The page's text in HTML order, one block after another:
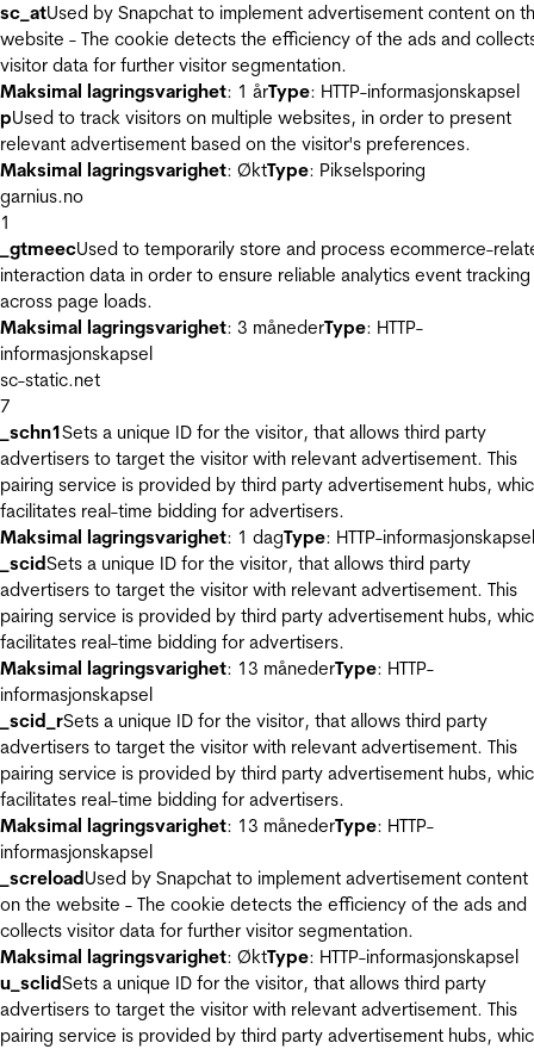
sc_atUsed by Snapchat to implement advertisement content on
website - The cookie detects the efficiency of the ads and
visitor data for further visitor segmentation.
Maksimal lagringsvarighet: 1 årType: HTTP-informasjonskapsel
pUsed to track visitors on multiple websites, in order to present
relevant advertisement based on the visitor's preferences.
Maksimal lagringsvarighet: ØktType: Pikselsporing
garnius.no
1
_gtmeecUsed to temporarily store and process ecommerce-
interaction data in order to ensure reliable analytics event tracking
across page loads.
Maksimal lagringsvarighet: 3 månederType: HTTP-
informasjonskapsel
sc-static.net
7
_schn1Sets a unique ID for the visitor, that allows third party
advertisers to target the visitor with relevant advertisement. This
pairing service is provided by third party advertisement hubs,
facilitates real-time bidding for advertisers.
Maksimal lagringsvarighet: 1 dagType: HTTP-informasjonskapsel
_scidSets a unique ID for the visitor, that allows third party
advertisers to target the visitor with relevant advertisement. This
pairing service is provided by third party advertisement hubs,
facilitates real-time bidding for advertisers.
Maksimal lagringsvarighet: 13 månederType: HTTP-
informasjonskapsel
_scid_rSets a unique ID for the visitor, that allows third party
advertisers to target the visitor with relevant advertisement. This
pairing service is provided by third party advertisement hubs,
facilitates real-time bidding for advertisers.
Maksimal lagringsvarighet: 13 månederType: HTTP-
informasjonskapsel
_screloadUsed by Snapchat to implement advertisement content
on the website - The cookie detects the efficiency of the ads and
collects visitor data for further visitor segmentation.
Maksimal lagringsvarighet: ØktType: HTTP-informasjonskapsel
u_sclidSets a unique ID for the visitor, that allows third party
advertisers to target the visitor with relevant advertisement. This
pairing service is provided by third party advertisement hubs,